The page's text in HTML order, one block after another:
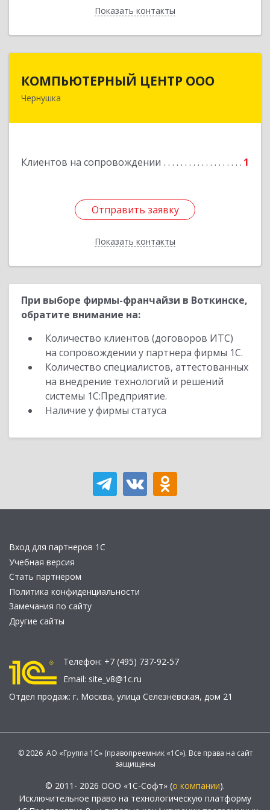
Показать контакты
Назад
КОМПЬЮТЕРНЫЙ ЦЕНТР ООО
Чернушка
Клиентов на сопровождении 1
Отправить заявку
Показать контакты
КОМПЬЮТЕРНЫЙ ЦЕНТР ООО
Отправить заявку
Назад
При выборе фирмы-франчайзи в Воткинске,
обратите внимание на:
Количество клиентов (договоров ИТС)
на сопровождении у партнера фирмы 1С.
Количество специалистов, аттестованных
на внедрение технологий и решений
системы 1С:Предприятие.
Наличие у фирмы статуса
Вход для партнеров 1С
Учебная версия
Стать партнером
Политика конфиденциальности
Замечания по сайту
Другие сайты
Телефон: +7 (495) 737-92-57
Email: site_v8@1c.ru
Отдел продаж: г. Москва, улица Селезнёвская, дом 21
© 2026 АО «Группа 1С» (правопреемник «1С»). Все права на сайт
защищены
© 2011- 2026 ООО «1С-Софт» (о компании).
Исключительное право на технологическую платформу